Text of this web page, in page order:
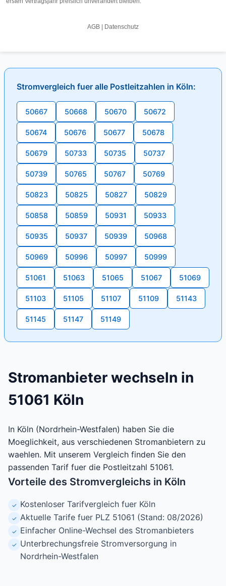
Stromvergleich fuer alle Postleitzahlen in Köln:
50667 50668 50670 50672
50674 50676 50677 50678
50679 50733 50735 50737
50739 50765 50767 50769
50823 50825 50827 50829
50858 50859 50931 50933
50935 50937 50939 50968
50969 50996 50997 50999
51061 51063 51065 51067 51069
51103 51105 51107 51109 51143
51145 51147 51149
Stromanbieter wechseln in
51061 Köln
In Köln (Nordrhein-Westfalen) haben Sie die
Moeglichkeit, aus verschiedenen Stromanbietern zu
waehlen. Mit unserem Vergleich finden Sie den
passenden Tarif fuer die Postleitzahl 51061.
Vorteile des Stromvergleichs in Köln
✓ Kostenloser Tarifvergleich fuer Köln
✓ Aktuelle Tarife fuer PLZ 51061 (Stand: 08/2026)
✓ Einfacher Online-Wechsel des Stromanbieters
✓ Unterbrechungsfreie Stromversorgung in
Nordrhein-Westfalen